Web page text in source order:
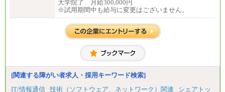
大学院了 月給300,000円
※試用期間中も給与に変更はございません。
[関連する障がい者求人・採用キーワード検索]
IT/情報通信 技術（ソフトウェア、ネットワーク）関連
シェアトッ